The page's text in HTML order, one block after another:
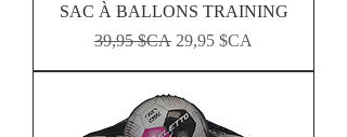
SAC À BALLONS TRAINING
Prix original
39,95 $CA Prix promotionnel
29,95 $CA